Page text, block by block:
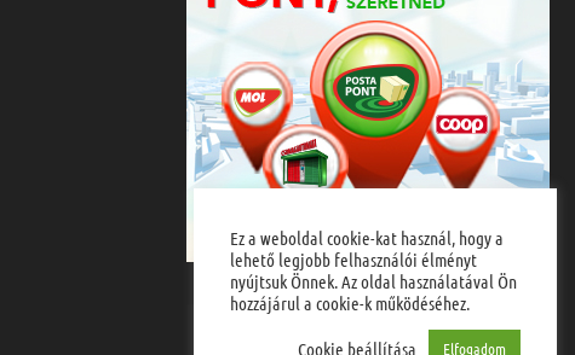
MPL házhozszállítás
Ez a weboldal cookie-kat használ, hogy a
lehető legjobb felhasználói élményt
nyújtsuk Önnek. Az oldal használatával Ön
hozzájárul a cookie-k működéséhez.
Cookie beállítása Elfogadom